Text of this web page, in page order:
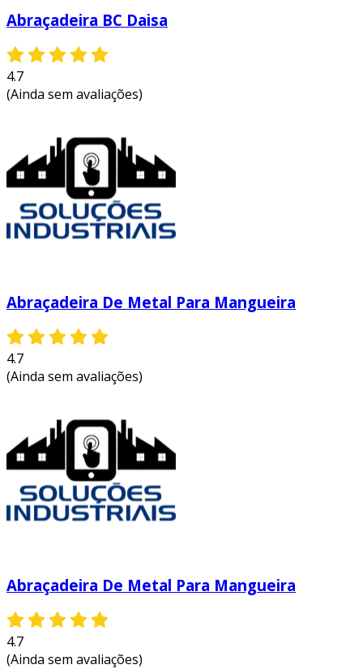
Abraçadeira BC Daisa
4.7
(Ainda sem avaliações)
Abraçadeira De Metal Para Mangueira
4.7
(Ainda sem avaliações)
Abraçadeira De Metal Para Mangueira
4.7
(Ainda sem avaliações)